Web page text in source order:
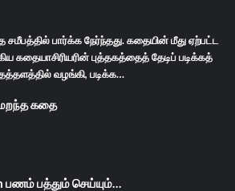
சமீபத்தில் பார்க்க நேர்ந்தது. கதையின் மீது ஏற்பட்ட
கதையாசிரியரின் புத்தகத்தைத் தேடிப் படிக்கத்
வழங்கி, படிக்க…
கதை
பணம் பத்தும் செய்யும்…